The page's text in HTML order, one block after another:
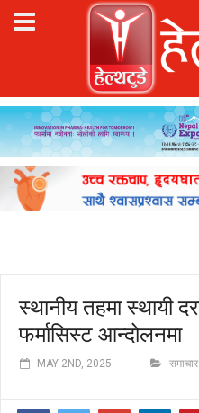
स्थानीय तहमा स्थायी
फर्मासिस्ट आन्दोलनमा
MAY 2ND, 2025 समाचार